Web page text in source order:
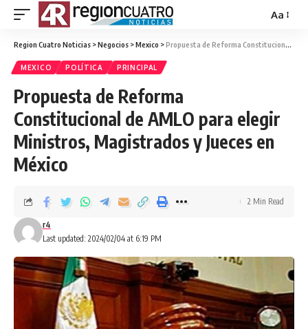
Aa
Region Cuatro Noticias >Negocios >Mexico >Propuesta de Reforma Constitucional de AMLO para elegir Ministros, Magistrados y Jueces en México
MEXICO POLÍTICA PRINCIPAL
Propuesta de Reforma
Constitucional de AMLO para elegir
Ministros, Magistrados y Jueces en
México
Last updated: 2024/02/04 at 6:19 PM
r4
2 Min Read